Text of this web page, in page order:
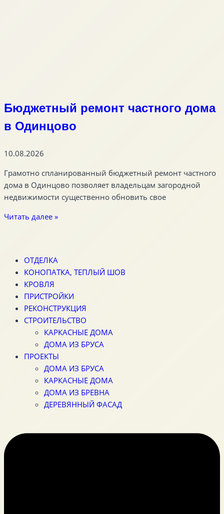
Бюджетный ремонт частного дома
в Одинцово
10.08.2026
Грамотно спланированный бюджетный ремонт частного
дома в Одинцово позволяет владельцам загородной
недвижимости существенно обновить свое
Читать далее »
ОТДЕЛКА
КОНОПАТКА, ТЕПЛЫЙ ШОВ
КРОВЛЯ
ПРИСТРОЙКИ
РЕКОНСТРУКЦИЯ
СТРОИТЕЛЬСТВО
КАРКАСНЫЕ ДОМА
ДОМА ИЗ БРУСА
ПРОЕКТЫ
ДОМА ИЗ БРУСА
КАРКАСНЫЕ ДОМА
ДОМА ИЗ БРЕВНА
ДЕРЕВЯННЫЙ ФАСАД